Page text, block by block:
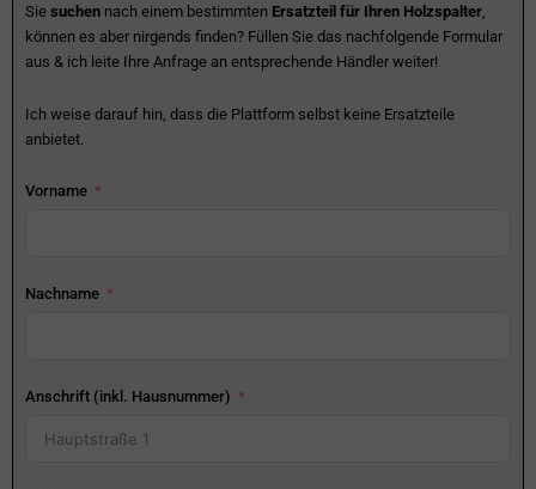
Sie suchen nach einem bestimmten Ersatzteil für Ihren Holzspalter
können es aber nirgends finden? Füllen Sie das nachfolgende Formular
aus & ich leite Ihre Anfrage an entsprechende Händler weiter!
Ich weise darauf hin, dass die Plattform selbst keine Ersatzteile
anbietet.
Vorname
Nachname
Anschrift (inkl. Hausnummer)